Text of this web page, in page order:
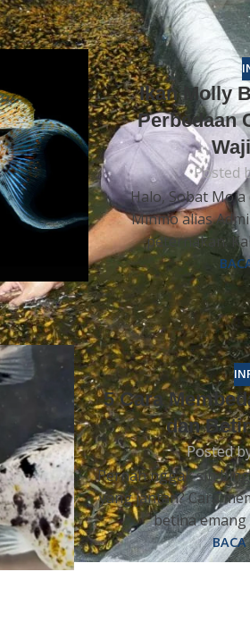
Ikan Molly
Perbedaan
Posted
Halo, Sobat Moja
Minmo alias
peternakan.
5 Cara
dan
Posted
Pernah nggak sih
yang jantan? Cara
betina
BACA